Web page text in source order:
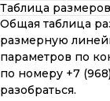
Таблица
Общая таблица
размерную
параметров по
по номеру +7
разобраться.